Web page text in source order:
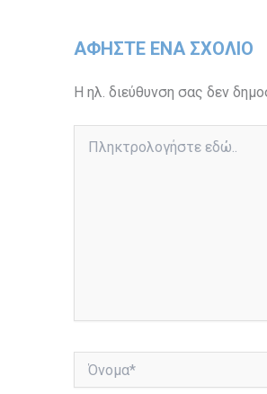
ΑΦΉΣΤΕ ΈΝΑ ΣΧΌΛΙΟ
Η ηλ. διεύθυνση σας δεν
εδώ..
Όνομα*